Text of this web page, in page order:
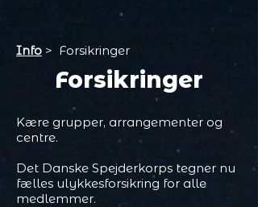
Info > Forsikringer
Forsikringer
Kære grupper, arrangementer og
centre.
Det Danske Spejderkorps tegner nu
fælles ulykkesforsikring for alle
medlemmer.